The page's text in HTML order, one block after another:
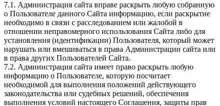
7.1. Администрация сайта вправе раскрыть любую собранную
о Пользователе данного Сайта информацию, если раскрытие
необходимо в связи с расследованием или жалобой в
отношении неправомерного использования Сайта либо для
установления (идентификации) Пользователя, который может
нарушать или вмешиваться в права Администрации сайта или
в права других Пользователей Сайта.
7.2. Администрация сайта имеет право раскрыть любую
информацию о Пользователе, которую посчитает
необходимой для выполнения положений действующего
законодательства или судебных решений, обеспечения
выполнения условий настоящего Соглашения, защиты прав